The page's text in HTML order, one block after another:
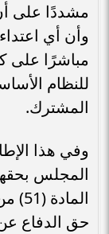
مشددًا على
وأن أي
مباشرًا على
للنظام
المشترك.
وفي هذا
المجلس
حق الدفاع